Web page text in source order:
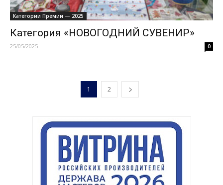
Категории Премии — 2025
Категория «НОВОГОДНИЙ СУВЕНИР»
25/05/2025 0
1 2